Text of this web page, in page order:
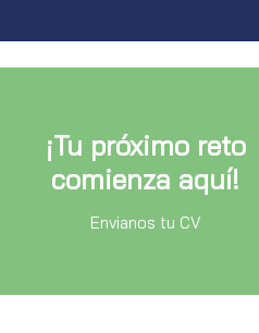
¡Tu próximo reto
comienza aquí!
Envianos tu CV